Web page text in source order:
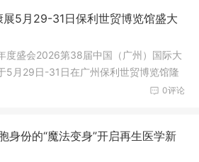
5月29-31日保利世贸博览馆盛大
度盛会2026第38届中国（广州）国际大
5月29日-31日在广州保利世贸博览馆隆
“医疗器械暨医院建设展”“食药同源与
0评论
身份的“魔法变身”开启再生医学新